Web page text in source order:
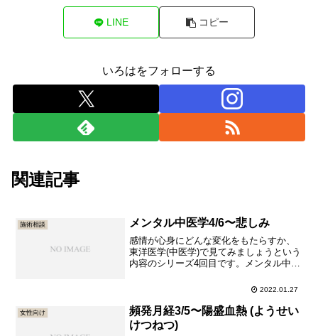
LINE コピー
いろはをフォローする
関連記事
施術相談 メンタル中医学4/6〜悲しみ
感情が心身にどんな変化をもたらすか、
東洋医学(中医学)で見てみましょうという
内容のシリーズ4回目です。メンタル中医
メンタル中医学1/6〜喜びメンタル中医学
安メンタル中医学5/6〜恐れメンタル中医
学6/6...
2022.01.27
女性向け
頻発月経3/5〜陽盛血熱 (ようせい
けつねつ)